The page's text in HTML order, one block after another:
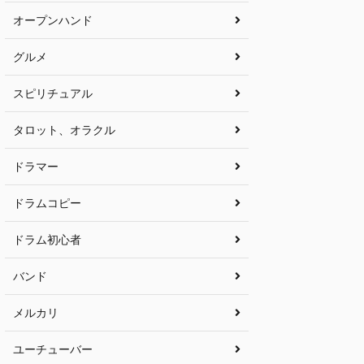
オープンハンド
グルメ
スピリチュアル
タロット、オラクル
ドラマー
ドラムコピー
ドラム初心者
バンド
メルカリ
ユーチューバー